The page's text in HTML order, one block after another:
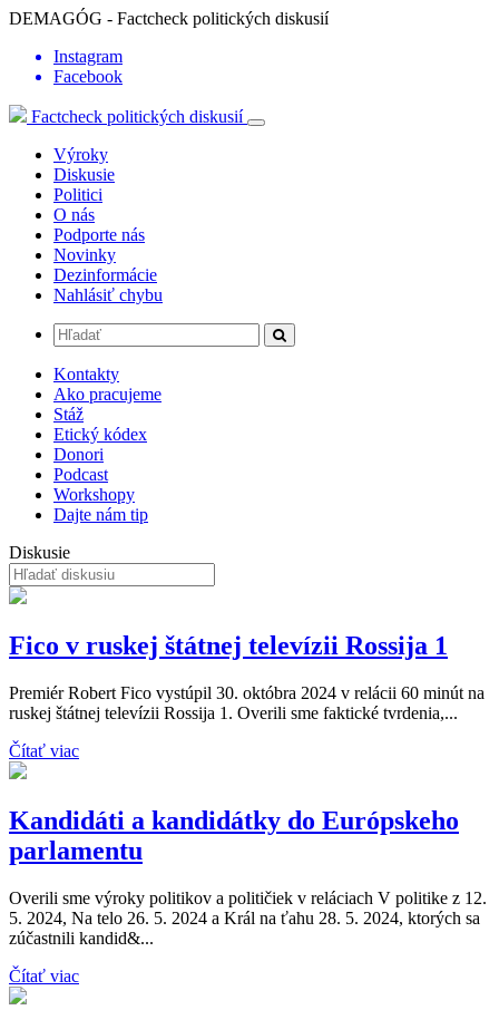
DEMAGÓG - Factcheck politických diskusií
Instagram
Facebook
Factcheck politických diskusií
Výroky
Diskusie
Politici
O nás
Podporte nás
Novinky
Dezinformácie
Nahlásiť chybu
Kontakty
Ako pracujeme
Stáž
Etický kódex
Donori
Podcast
Workshopy
Dajte nám tip
Diskusie
Fico v ruskej štátnej televízii Rossija 1
Premiér Robert Fico vystúpil 30. októbra 2024 v relácii 60 minút na
ruskej štátnej televízii Rossija 1. Overili sme faktické tvrdenia,...
Čítať viac
Kandidáti a kandidátky do Európskeho
parlamentu
Overili sme výroky politikov a političiek v reláciach V politike z 12.
5. 2024, Na telo 26. 5. 2024 a Král na ťahu 28. 5. 2024, ktorých sa
zúčastnili kandid&...
Čítať viac